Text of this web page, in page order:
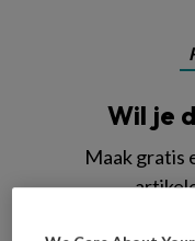
Wil je
Maak gratis